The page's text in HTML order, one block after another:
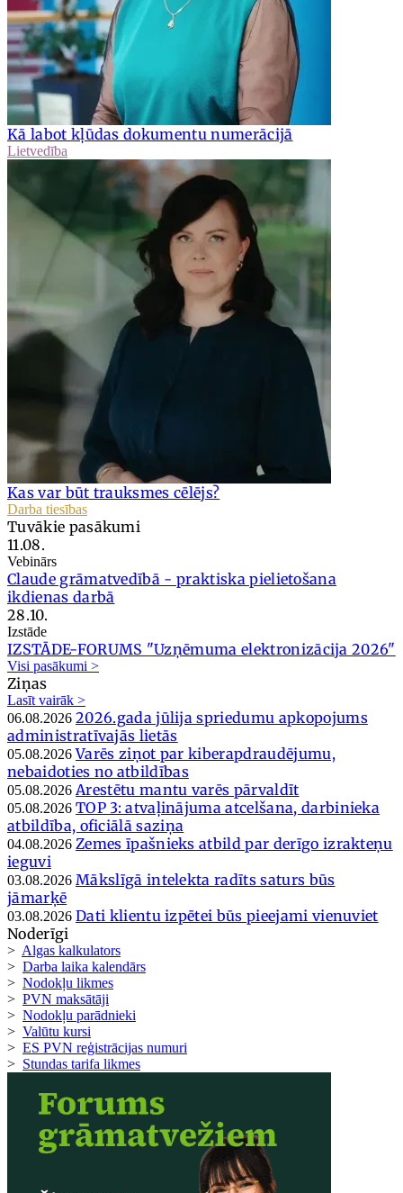
Kā labot kļūdas dokumentu numerācijā
Lietvedība
Kas var būt trauksmes cēlējs?
Darba tiesības
Tuvākie pasākumi
11.08.
Vebinārs
Claude grāmatvedībā - praktiska pielietošana
ikdienas darbā
28.10.
Izstāde
IZSTĀDE-FORUMS "Uzņēmuma elektronizācija 2026"
Visi pasākumi >
Ziņas
Lasīt vairāk >
06.08.2026 2026.gada jūlija spriedumu apkopojums
administratīvajās lietās
05.08.2026 Varēs ziņot par kiberapdraudējumu,
nebaidoties no atbildības
05.08.2026 Arestētu mantu varēs pārvaldīt
05.08.2026 TOP 3: atvaļinājuma atcelšana, darbinieka
atbildība, oficiālā saziņa
04.08.2026 Zemes īpašnieks atbild par derīgo izrakteņu
ieguvi
03.08.2026 Mākslīgā intelekta radīts saturs būs
jāmarķē
03.08.2026 Dati klientu izpētei būs pieejami vienuviet
Noderīgi
> Algas kalkulators
> Darba laika kalendārs
> Nodokļu likmes
> PVN maksātāji
> Nodokļu parādnieki
> Valūtu kursi
> ES PVN reģistrācijas numuri
> Stundas tarifa likmes